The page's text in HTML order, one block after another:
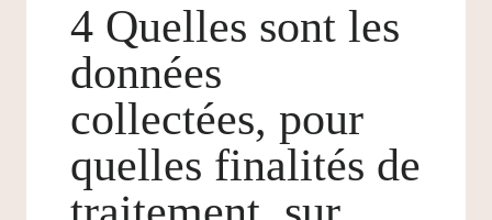
4 Quelles sont les
données
collectées, pour
quelles finalités de